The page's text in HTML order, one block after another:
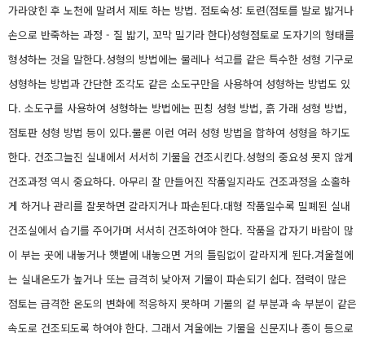
가라앉힌 후 노천에 말려서 제토 하는 방법. 점토숙성: 토련(점토를 발로 밟거나
손으로 반죽하는 과정 - 질 밟기, 꼬막 밀기라 한다)성형점토로 도자기의 형태를
형성하는 것을 말한다.성형의 방법에는 물레나 석고를 같은 특수한 성형 기구로
성형하는 방법과 간단한 조각도 같은 소도구만을 사용하여 성형하는 방법도 있
다. 소도구를 사용하여 성형하는 방법에는 핀칭 성형 방법, 흙 가래 성형 방법,
점토판 성형 방법 등이 있다.물론 이런 여러 성형 방법을 합하여 성형을 하기도
한다. 건조그늘진 실내에서 서서히 기물을 건조시킨다.성형의 중요성 못지 않게
건조과정 역시 중요하다. 아무리 잘 만들어진 작품일지라도 건조과정을 소홀하
게 하거나 관리를 잘못하면 갈라지거나 파손된다.대형 작품일수록 밀폐된 실내
건조실에서 습기를 주어가며 서서히 건조하여야 한다. 작품을 갑자기 바람이 많
이 부는 곳에 내놓거나 햇볕에 내놓으면 거의 틀림없이 갈라지게 된다.겨울철에
는 실내온도가 높거나 또는 급격히 낮아져 기물이 파손되기 쉽다. 점력이 많은
점토는 급격한 온도의 변화에 적응하지 못하며 기물의 겉 부분과 속 부분이 같은
속도로 건조되도록 하여야 한다. 그래서 겨울에는 기물을 신문지나 종이 등으로